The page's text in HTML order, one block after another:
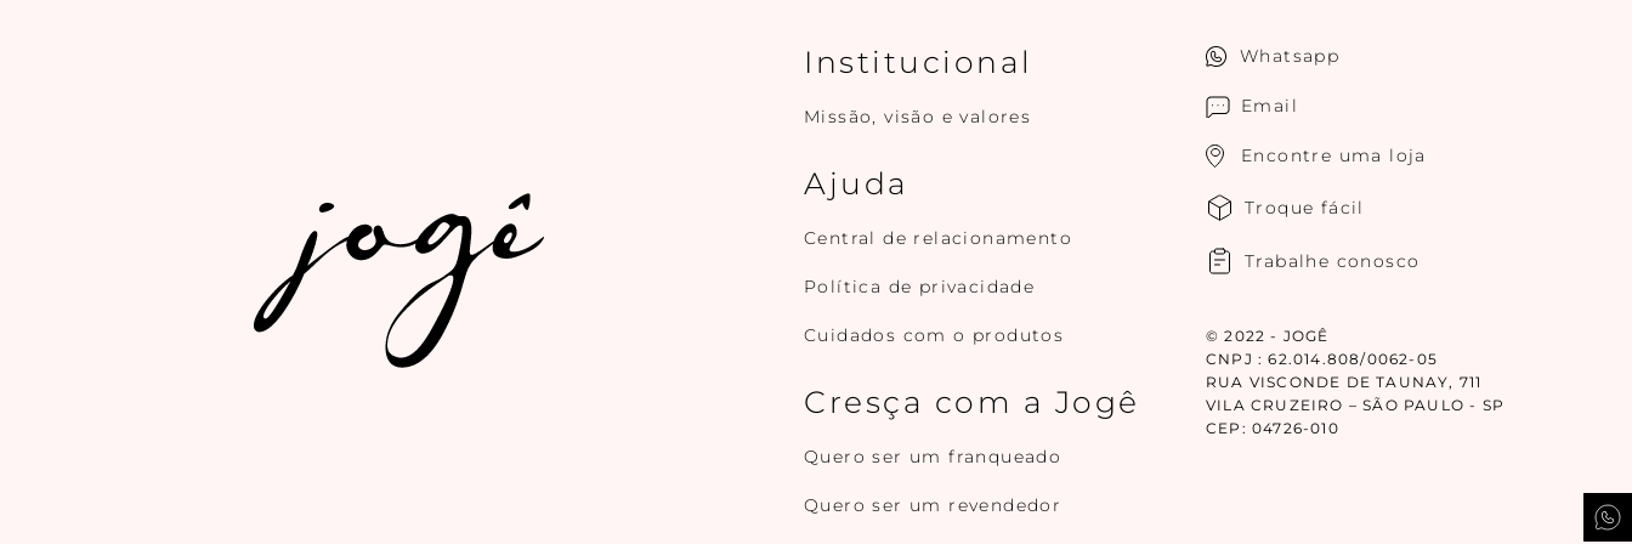
Institucional
Missão, visão e valores
Ajuda
Central de relacionamento
Política de privacidade
Cuidados com o produtos
Cresça com a Jogê
Quero ser um franqueado
Quero ser um revendedor
Whatsapp
Email
Encontre uma loja
Troque fácil
Trabalhe conosco
© 2022 - JOGÊ
CNPJ : 62.014.808/0062-05
RUA VISCONDE DE TAUNAY, 711
VILA CRUZEIRO – SÃO PAULO - SP
CEP: 04726-010